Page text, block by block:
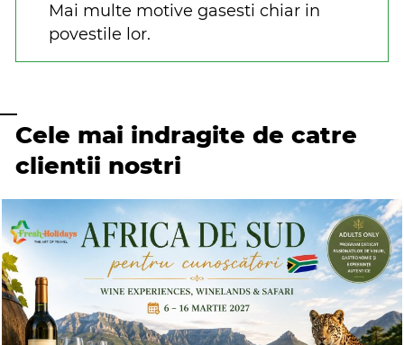
Mai multe motive gasesti chiar in
povestile lor.
Cele mai indragite de catre
clientii nostri